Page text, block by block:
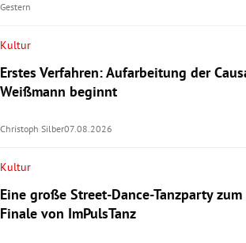
Gestern
Kultur
Erstes Verfahren: Aufarbeitung der
Weißmann beginnt
Christoph Silber07.08.2026
Kultur
Eine große Street-Dance-Tanzparty zum
Finale von ImPulsTanz